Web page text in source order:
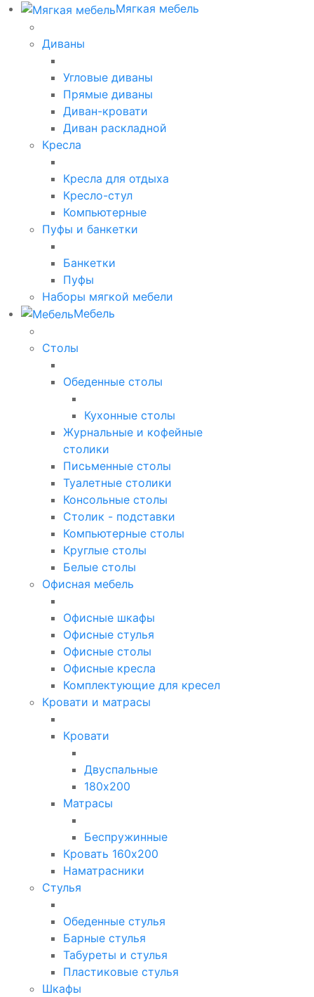
Мягкая мебель
Диваны
Угловые диваны
Прямые диваны
Диван-кровати
Диван раскладной
Кресла
Кресла для отдыха
Кресло-стул
Компьютерные
Пуфы и банкетки
Банкетки
Пуфы
Наборы мягкой мебели
Мебель
Столы
Обеденные столы
Кухонные столы
Журнальные и кофейные
столики
Письменные столы
Туалетные столики
Консольные столы
Столик - подставки
Компьютерные столы
Круглые столы
Белые столы
Офисная мебель
Офисные шкафы
Офисные стулья
Офисные столы
Офисные кресла
Комплектующие для кресел
Кровати и матрасы
Кровати
Двуспальные
180х200
Матрасы
Беспружинные
Кровать 160х200
Наматрасники
Стулья
Обеденные стулья
Барные стулья
Табуреты и стулья
Пластиковые стулья
Шкафы